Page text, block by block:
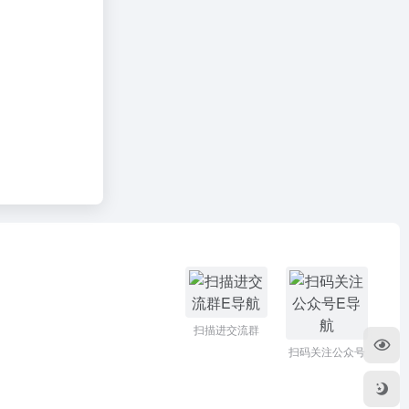
扫描进交流群
扫码关注公众号